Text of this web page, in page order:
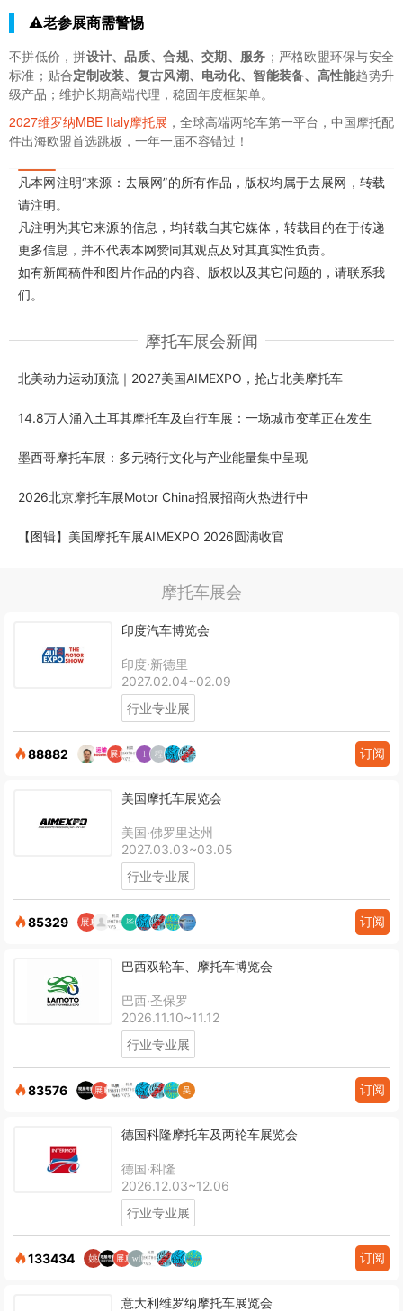
⚠️老参展商需警惕
不拼低价，拼设计、品质、合规、交期、服务 ；严格欧盟环保与安全
标准；贴合定制改装、复古风潮、电动化、智能装备、高性能趋势升
级产品；维护长期高端代理，稳固年度框架单。
2027维罗纳MBE Italy摩托展 ，全球高端两轮车第一平台，中国摩托配
件出海欧盟首选跳板，一年一届不容错过！
凡本网注明“来源：去展网”的所有作品，版权均属于去展网，转载
请注明。
凡注明为其它来源的信息，均转载自其它媒体，转载目的在于传递
更多信息，并不代表本网赞同其观点及对其真实性负责。
如有新闻稿件和图片作品的内容、版权以及其它问题的，请联系我
们。
摩托车展会新闻
北美动力运动顶流｜2027美国AIMEXPO，抢占北美摩托车
14.8万人涌入土耳其摩托车及自行车展：一场城市变革正在发生
墨西哥摩托车展：多元骑行文化与产业能量集中呈现
2026北京摩托车展Motor China招展招商火热进行中
【图辑】美国摩托车展AIMEXPO 2026圆满收官
摩托车展会
印度汽车博览会
印度·新德里
2027.02.04~02.09
行业专业展
88882 订阅
美国摩托车展览会
美国·佛罗里达州
2027.03.03~03.05
行业专业展
85329 订阅
巴西双轮车、摩托车博览会
巴西·圣保罗
2026.11.10~11.12
行业专业展
83576 订阅
德国科隆摩托车及两轮车展览会
德国·科隆
2026.12.03~12.06
行业专业展
133434 订阅
意大利维罗纳摩托车展览会